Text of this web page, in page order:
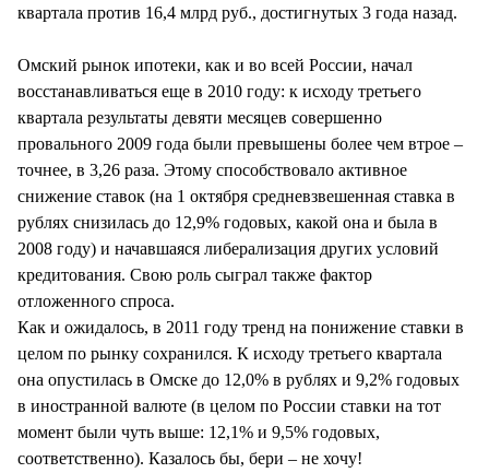
квартала против 16,4 млрд руб., достигнутых 3 года назад.
Омский рынок ипотеки, как и во всей России, начал
восстанавливаться еще в 2010 году: к исходу третьего
квартала результаты девяти месяцев совершенно
провального 2009 года были превышены более чем втрое –
точнее, в 3,26 раза. Этому способствовало активное
снижение ставок (на 1 октября средневзвешенная ставка в
рублях снизилась до 12,9% годовых, какой она и была в
2008 году) и начавшаяся либерализация других условий
кредитования. Свою роль сыграл также фактор
отложенного спроса.
Как и ожидалось, в 2011 году тренд на понижение ставки в
целом по рынку сохранился. К исходу третьего квартала
она опустилась в Омске до 12,0% в рублях и 9,2% годовых
в иностранной валюте (в целом по России ставки на тот
момент были чуть выше: 12,1% и 9,5% годовых,
соответственно). Казалось бы, бери – не хочу!